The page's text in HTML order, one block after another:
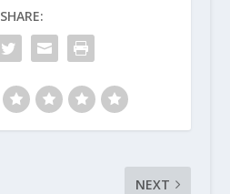
SHARE:
NEXT